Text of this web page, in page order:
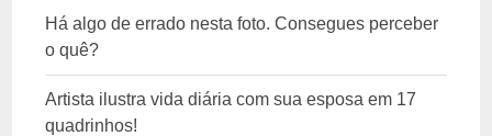
Há algo de errado nesta foto. Consegues perceber
o quê?
Artista ilustra vida diária com sua esposa em 17
quadrinhos!